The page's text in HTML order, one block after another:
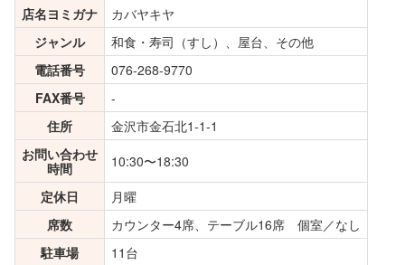
店名ヨミガナ
カバヤキヤ
ジャンル
和食・寿司（すし）、屋台、その他
電話番号
076-268-9770
FAX番号
-
住所
金沢市金石北1-1-1
お問い合わせ
時間
10:30〜18:30
定休日
月曜
席数
カウンター4席、テーブル16席 個室／なし
駐車場
11台